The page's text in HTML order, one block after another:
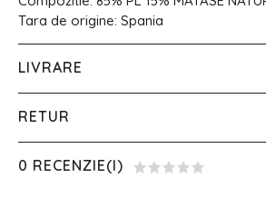
Tara de origine: Spania
LIVRARE
RETUR
0 RECENZIE(I)